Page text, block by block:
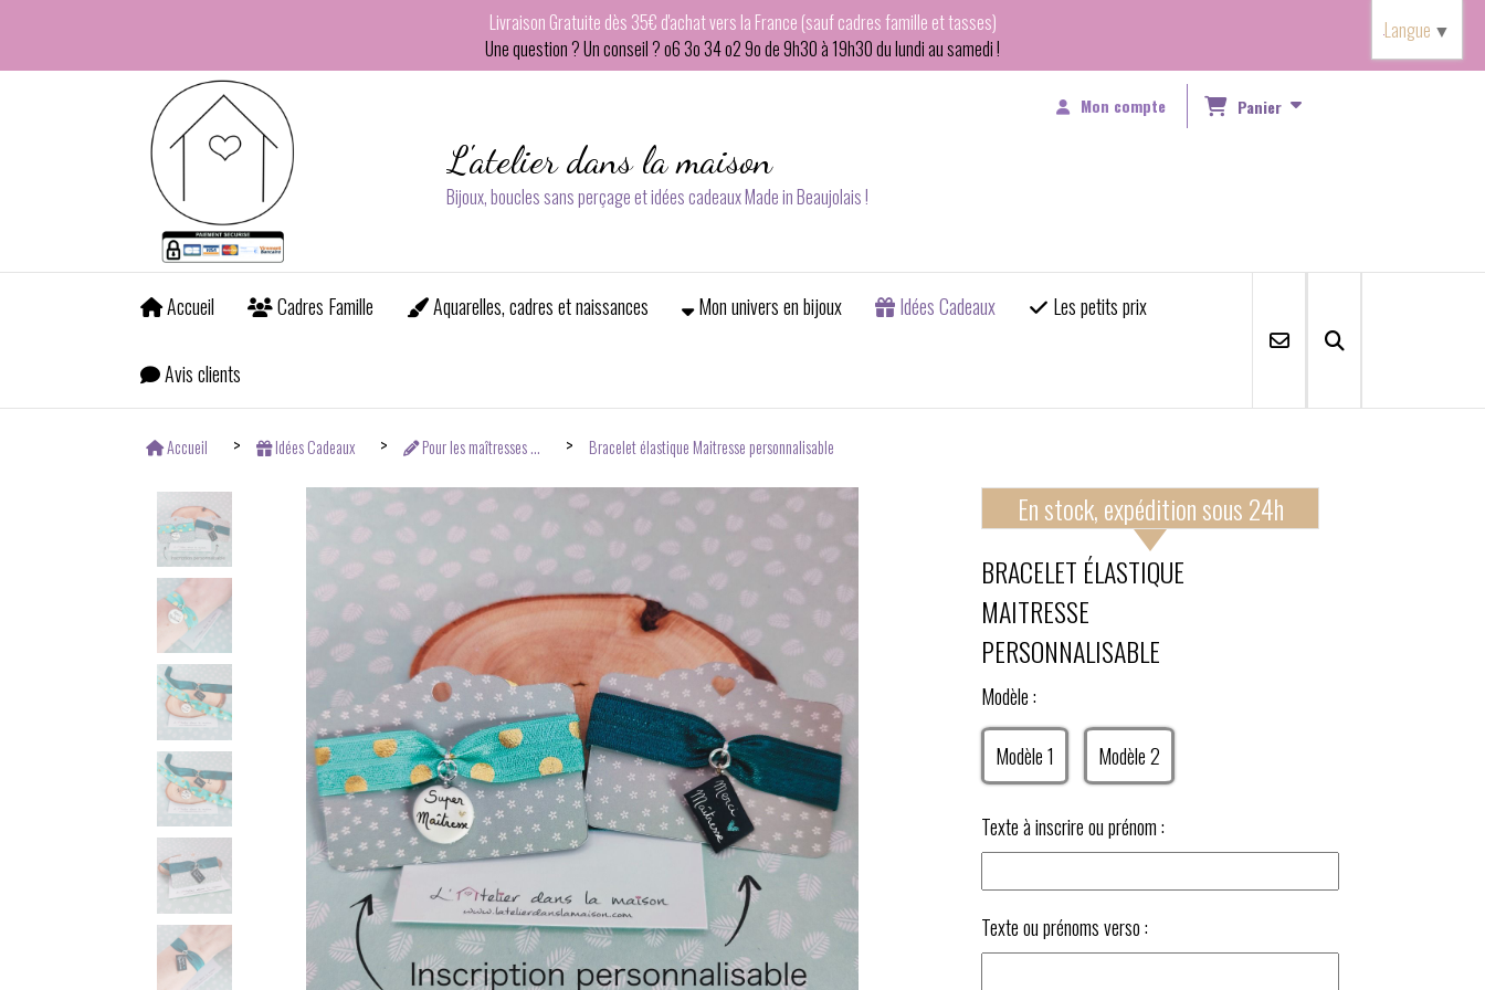
Livraison Gratuite dès 35€ d'achat vers la France (sauf cadres famille et tasses)
Une question ? Un conseil ? o6 3o 34 o2 9o de 9h30 à 19h30 du lundi au samedi !
L'atelier dans la maison
Bijoux, boucles sans perçage et idées cadeaux Made in Beaujolais !
Mon compte Panier
Accueil Cadres Famille Aquarelles, cadres et naissances Mon univers en bijoux Idées Cadeaux Les petits prix
Avis clients
Accueil Idées Cadeaux Pour les maîtresses ... Bracelet élastique Maitresse personnalisable
En stock, expédition sous 24h
BRACELET ÉLASTIQUE
MAITRESSE
PERSONNALISABLE
Modèle :
Modèle 1 Modèle 2
Texte à inscrire ou prénom :
Texte ou prénoms verso :
Langue ▼